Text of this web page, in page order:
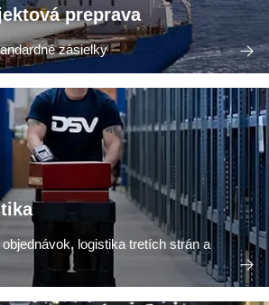
preprava
zásielky
logistika tretích strán a